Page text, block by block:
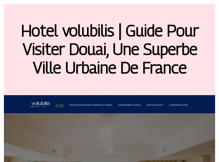
Hotel volubilis | Guide Pour
Visiter Douai, Une Superbe
Ville Urbaine De France